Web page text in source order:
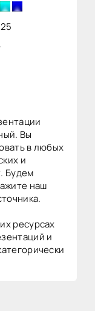
Вы
в любых
и
Будем
наш
ресурсах
и